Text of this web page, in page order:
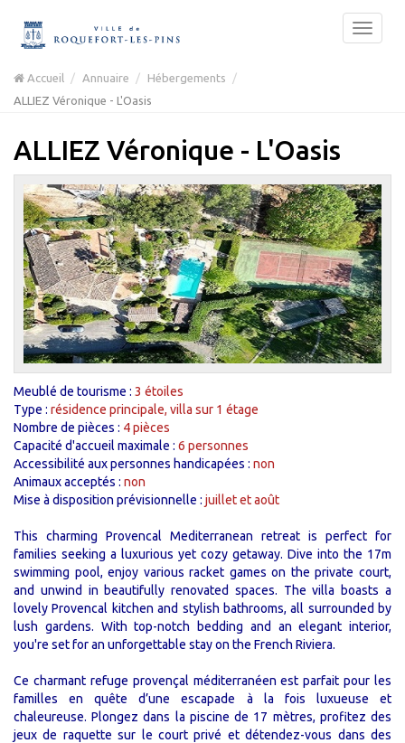
Accueil Annuaire
Hébergements
ALLIEZ Véronique - L'Oasis
ALLIEZ Véronique - L'Oasis
Meublé de tourisme : 3 étoiles
Type : résidence principale, villa sur 1 étage
Nombre de pièces : 4 pièces
Capacité d'accueil maximale : 6 personnes
Accessibilité aux personnes handicapées : non
Animaux acceptés : non
Mise à disposition prévisionnelle : juillet et août
This charming Provencal Mediterranean retreat is perfect for
families seeking a luxurious yet cozy getaway. Dive into the 17m
swimming pool, enjoy various racket games on the private court,
and unwind in beautifully renovated spaces. The villa boasts a
lovely Provencal kitchen and stylish bathrooms, all surrounded by
lush gardens. With top-notch bedding and an elegant interior,
you're set for an unforgettable stay on the French Riviera.
Ce charmant refuge provençal méditerranéen est parfait pour les
familles en quête d’une escapade à la fois luxueuse et
chaleureuse. Plongez dans la piscine de 17 mètres, profitez des
jeux de raquette sur le court privé et détendez-vous dans des